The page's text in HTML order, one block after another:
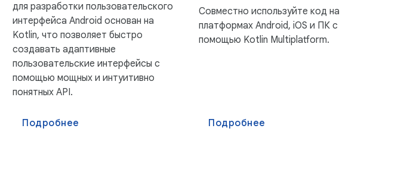
для разработки пользовательского
интерфейса Android основан на
Kotlin, что позволяет быстро
создавать адаптивные
пользовательские интерфейсы с
помощью мощных и интуитивно
понятных API.
Подробнее
Совместно используйте код на
платформах Android, iOS и ПК с
помощью Kotlin Multiplatform.
Подробнее